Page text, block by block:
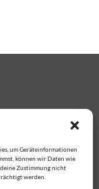
um Geräteinformationen
können wir Daten wie
Zustimmung nicht
werden.